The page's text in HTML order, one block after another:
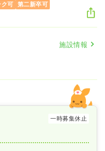
可 第二新卒可
施設情報
一時募集休止